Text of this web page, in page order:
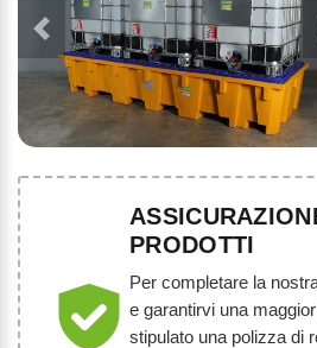
PRODOTTI
Per completare la
e garantirvi una
stipulato una polizza di